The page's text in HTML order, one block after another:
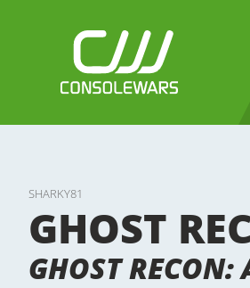
SHARKY81
GHOST
GHOST RECON: